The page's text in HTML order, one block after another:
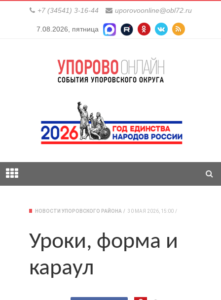
+7 (34541) 3-16-44 uporovoonline@obl72.ru
7.08.2026, пятница
НОВОСТИ УПОРОВСКОГО РАЙОНА 30 МАЯ 2026, 15:00
Уроки, форма и
караул